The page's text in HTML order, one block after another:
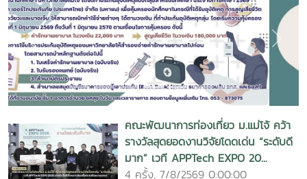
มูลค่าเพิ่มหมุนเวียนในชุมชน ?? ฐาน "เห็ดถอบเงินล้าน":
นวัตกรรมฟื้นฟูป่าและเทคนิคการเพิ่มผลผลิตเห็ดถอบ ไอเดียสร้าง
รายได้ทะลุเป้าพร้อมดูแลระบบนิเวศไปพร้อมกัน ?? ฐานท่องเที่ยว
ชุมชนวิถีคนรักป่า: สัมผัสเสน่ห์การท่องเที่ยวเชิงอนุรักษ์ ที่เชื่อม
โยงวิถีชีวิตคนกับป่าไม้ให้อยู่ร่วมกันอย่างยั่งยืน ร่วมติดตามและขับ
เคลื่อนโครงการอย่างต่อเนื่อง นอกจากการจัดกิจกรรมสร้างองค์
ความรู้แล้ว คณะทำงานยังได้ลงพื้นที่ ติดตามความคืบหน้าการ
ดำเนินงานของวิสาหกิจชุมชนวิถีพึ่งพาตนเอง เพื่อร่วมประเมินผล
วางแผนการตลาด และเตรียมความพร้อมในการยกระดับ
ผลิตภัณฑ์และการบริการท่องเที่ยวของชุมชนให้ตอบโจทย์ตลาดใน
ระดับที่กว้างขึ้นต่อไป
Previous Next
คณะพัฒนาการท่องเที่ยว ม.แม่โจ้ คว้า
รางวัลสุดยอดงานวิจัยโดดเด่น “ระดับดี
มาก” เวที APPTech EXPO 20...
4 ครั้ง, 7/8/2569 0:00:00